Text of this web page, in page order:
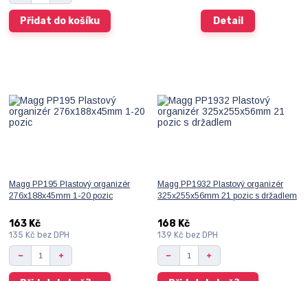
Přidat do košíku Detail
Magg PP195 Plastový organizér
276x188x45mm 1-20 pozic
163 Kč
135 Kč bez DPH
Magg PP1932 Plastový organizér
325x255x56mm 21 pozic s držadlem
168 Kč
139 Kč bez DPH